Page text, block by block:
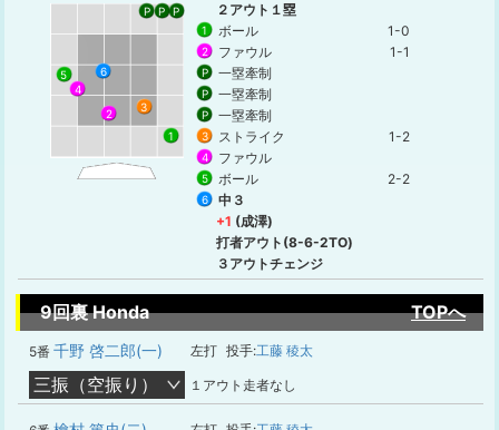
1
2
P
P
P
3
4
5 6
２アウト１塁
1 ボール 1-0
2 ファウル 1-1
P 一塁牽制
P 一塁牽制
P 一塁牽制
3 ストライク 1-2
4 ファウル
5 ボール 2-2
6
中３
+1 (成澤)
打者アウト(8-6-2TO)
３アウトチェンジ
9回裏 Honda TOPへ
5番 千野 啓二郎(一) 左打 投手:工藤 稜太
三振（空振り） １アウト走者なし